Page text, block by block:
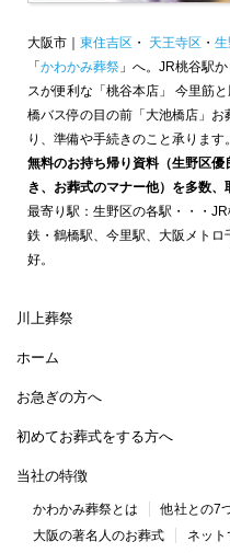
大阪市｜ 東住吉区 ・ 天王寺区 ・ 生
「 かわかみ葬祭 」へ。JR桃谷駅
スが便利な「桃谷本店」 今里筋
橋バス停の目の前「大池橋店」
り、準備や手続きのこと承ります。
無料のお持ち帰り資料（生野区優
き、お葬式のマナー他）を多数、
最寄り駅：生野区の各駅・・・
鉄・鶴橋駅、今里駅、大阪メト
好。
川上葬祭
ホーム
お急ぎの方へ
初めてお葬式をする方へ
当社の特徴
かわかみ葬祭とは 他社との7
大阪の著名人のお葬式
ネッ